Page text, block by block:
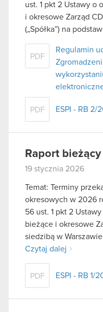
ust. 1 pkt 2 Ustawy o
i okresowe Zarząd
(„Spółka”) na
PDF
Regulamin
PDF ESPI - RB 2/
Raport
19 stycznia 2026
Temat: Terminy
okresowych w 2026
56 ust. 1 pkt 2
bieżące i okresowe
siedzibą w
Czytaj dalej
PDF ESPI - RB 1/